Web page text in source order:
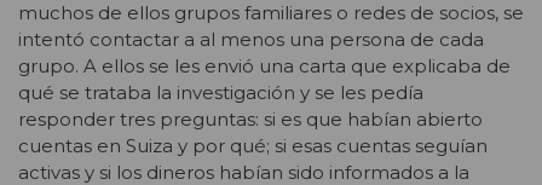
muchos de ellos grupos familiares o redes de socios, se
intentó contactar a al menos una persona de cada
grupo. A ellos se les envió una carta que explicaba de
qué se trataba la investigación y se les pedía
responder tres preguntas: si es que habían abierto
cuentas en Suiza y por qué; si esas cuentas seguían
activas y si los dineros habían sido informados a la